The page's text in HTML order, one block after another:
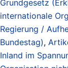
Grundgesetz
internationale
Regierung /
Bundestag),
Inland im